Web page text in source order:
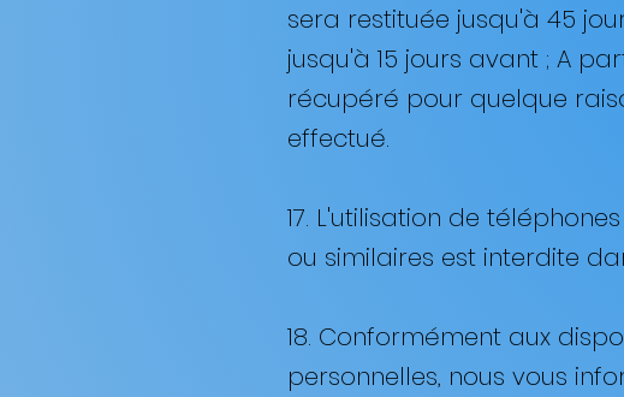
sera restituée jusqu'à 45
jusqu'à 15 jours avant ; A
récupéré pour quelque
effectué. ​
17. L'utilisation de
ou similaires est interdite
18. Conformément aux
personnelles, nous vous